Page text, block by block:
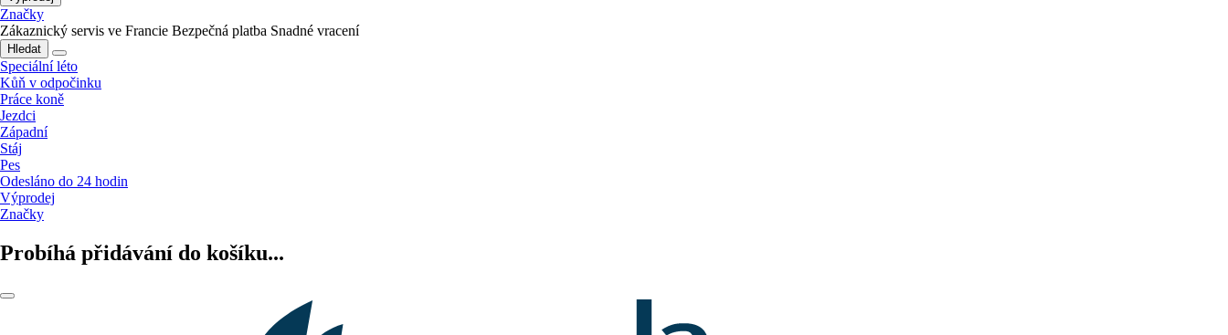
Značky
Zákaznický servis ve Francie Bezpečná platba Snadné vracení
Hledat
Speciální léto
Kůň v odpočinku
Práce koně
Jezdci
Západní
Stáj
Pes
Odesláno do 24 hodin
Výprodej
Značky
Probíhá přidávání do košíku...